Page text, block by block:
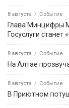
8 августа Событие
Глава Минцифры
Госуслуги
8 августа Событие
На Алтае
8 августа Событие
В Приютном